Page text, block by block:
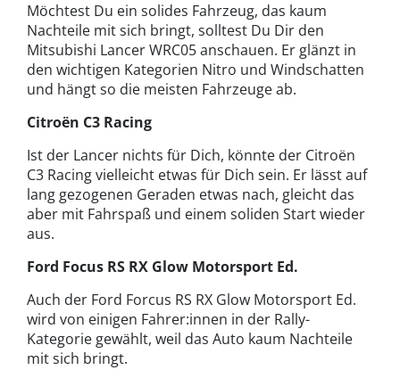
Möchtest Du ein solides Fahrzeug, das kaum
Nachteile mit sich bringt, solltest Du Dir den
Mitsubishi Lancer WRC05 anschauen. Er glänzt in
den wichtigen Kategorien Nitro und Windschatten
und hängt so die meisten Fahrzeuge ab.
Citroën C3 Racing
Ist der Lancer nichts für Dich, könnte der Citroën
C3 Racing vielleicht etwas für Dich sein. Er lässt auf
lang gezogenen Geraden etwas nach, gleicht das
aber mit Fahrspaß und einem soliden Start wieder
aus.
Ford Focus RS RX Glow Motorsport Ed.
Auch der Ford Forcus RS RX Glow Motorsport Ed.
wird von einigen Fahrer:innen in der Rally-
Kategorie gewählt, weil das Auto kaum Nachteile
mit sich bringt.